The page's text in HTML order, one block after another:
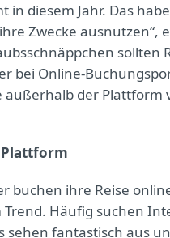
in diesem Jahr. Das
Zwecke ausnutzen“,
bei Online-
der
Plattform
buchen ihre Reise
Trend. Häufig suchen
fantastisch aus